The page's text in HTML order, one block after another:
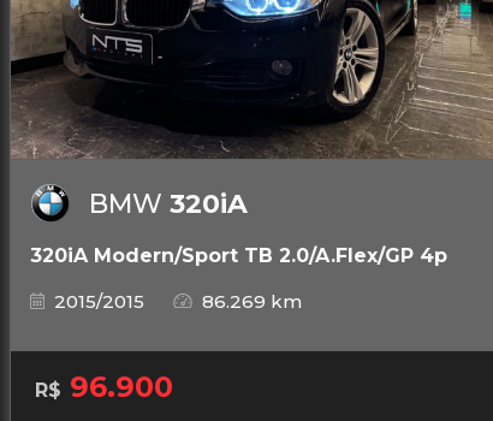
BMW 320iA
320iA Modern/Sport TB 2.0/A.Flex/GP 4p
2015/2015
86.269 km
R$ 96.900